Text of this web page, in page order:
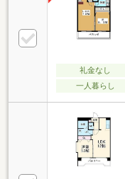
礼金なし
一人暮らし